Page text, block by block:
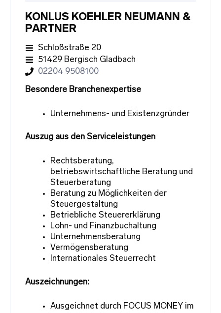
KONLUS KOEHLER NEUMANN &
PARTNER
Schloßstraße 20
51429 Bergisch Gladbach
02204 9508100
Besondere Branchenexpertise
Unternehmens- und Existenzgründer
Auszug aus den Serviceleistungen
Rechtsberatung,
betriebswirtschaftliche Beratung und
Steuerberatung
Beratung zu Möglichkeiten der
Steuergestaltung
Betriebliche Steuererklärung
Lohn- und Finanzbuchaltung
Unternehmensberatung
Vermögensberatung
Internationales Steuerrecht
Auszeichnungen:
Ausgeichnet durch FOCUS MONEY im